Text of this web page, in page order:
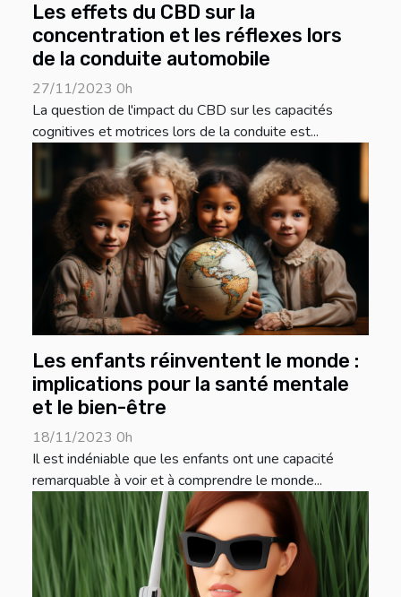
Les effets du CBD sur la
concentration et les réflexes lors
de la conduite automobile
27/11/2023 0h
La question de l'impact du CBD sur les capacités
cognitives et motrices lors de la conduite est...
Les enfants réinventent le monde :
implications pour la santé mentale
et le bien-être
18/11/2023 0h
Il est indéniable que les enfants ont une capacité
remarquable à voir et à comprendre le monde...